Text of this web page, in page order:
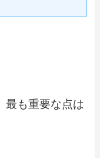
最も重要な点は